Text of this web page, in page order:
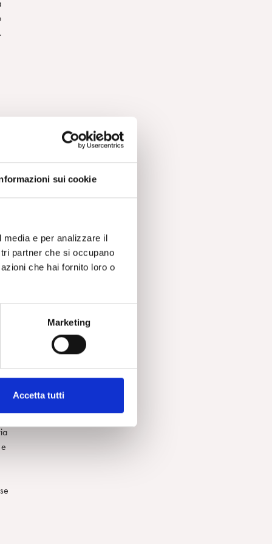
sui cookie
e per analizzare il
partner che si occupano
che hai fornito loro o
Marketing
Accetta tutti